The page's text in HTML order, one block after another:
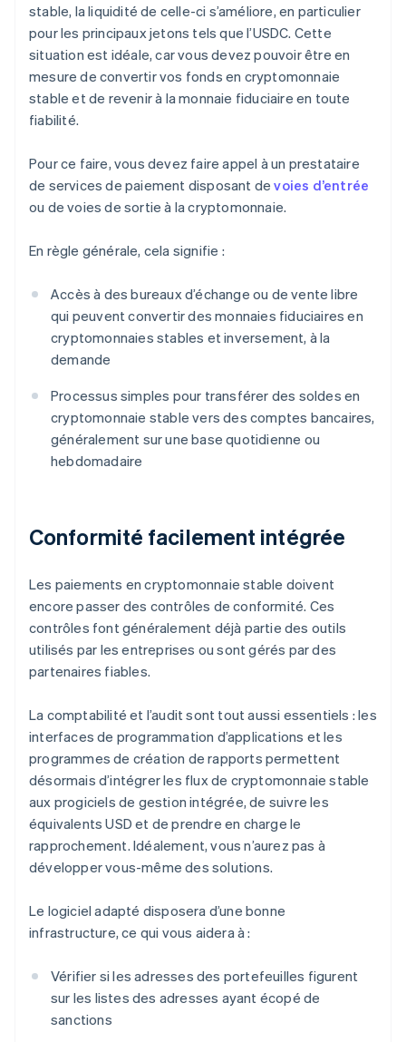
stable, la liquidité de celle-ci s’améliore, en particulier
pour les principaux jetons tels que l’USDC. Cette
situation est idéale, car vous devez pouvoir être en
mesure de convertir vos fonds en cryptomonnaie
stable et de revenir à la monnaie fiduciaire en toute
fiabilité.
Pour ce faire, vous devez faire appel à un prestataire
de services de paiement disposant devoies d’entrée
ou de voies de sortie à la cryptomonnaie.
En règle générale, cela signifie :
Accès à des bureaux d’échange ou de vente libre
qui peuvent convertir des monnaies fiduciaires en
cryptomonnaies stables et inversement, à la
demande
Processus simples pour transférer des soldes en
cryptomonnaie stable vers des comptes bancaires,
généralement sur une base quotidienne ou
hebdomadaire
Conformité facilement intégrée
Les paiements en cryptomonnaie stable doivent
encore passer des contrôles de conformité. Ces
contrôles font généralement déjà partie des outils
utilisés par les entreprises ou sont gérés par des
partenaires fiables.
La comptabilité et l’audit sont tout aussi essentiels : les
interfaces de programmation d’applications et les
programmes de création de rapports permettent
désormais d’intégrer les flux de cryptomonnaie stable
aux progiciels de gestion intégrée, de suivre les
équivalents USD et de prendre en charge le
rapprochement. Idéalement, vous n’aurez pas à
développer vous-même des solutions.
Le logiciel adapté disposera d’une bonne
infrastructure, ce qui vous aidera à :
Vérifier si les adresses des portefeuilles figurent
sur les listes des adresses ayant écopé de
sanctions